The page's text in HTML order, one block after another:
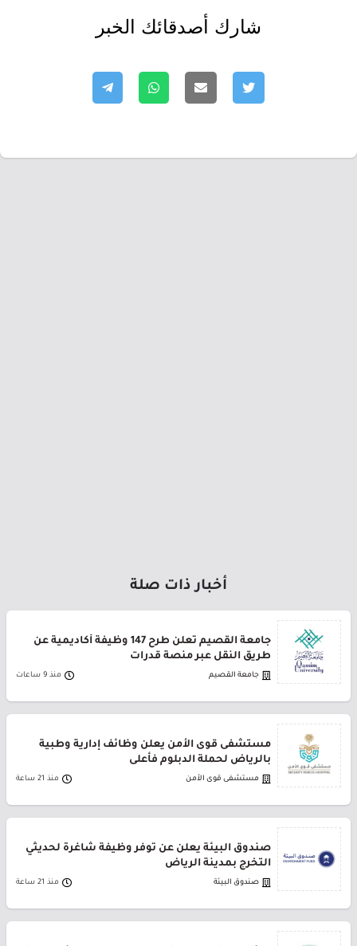
شارك أصدقائك الخبر
أخبار ذات صلة
جامعة القصيم تعلن طرح 147 وظيفة أكاديمية عن
طريق النقل عبر منصة قدرات
جامعة القصيم منذ 9 ساعات
مستشفى قوى الأمن يعلن وظائف إدارية وطبية
بالرياض لحملة الدبلوم فأعلى
مستشفى قوى الأمن منذ 21 ساعة
صندوق البيئة يعلن عن توفر وظيفة شاغرة لحديثي
التخرج بمدينة الرياض
صندوق البيئة منذ 21 ساعة